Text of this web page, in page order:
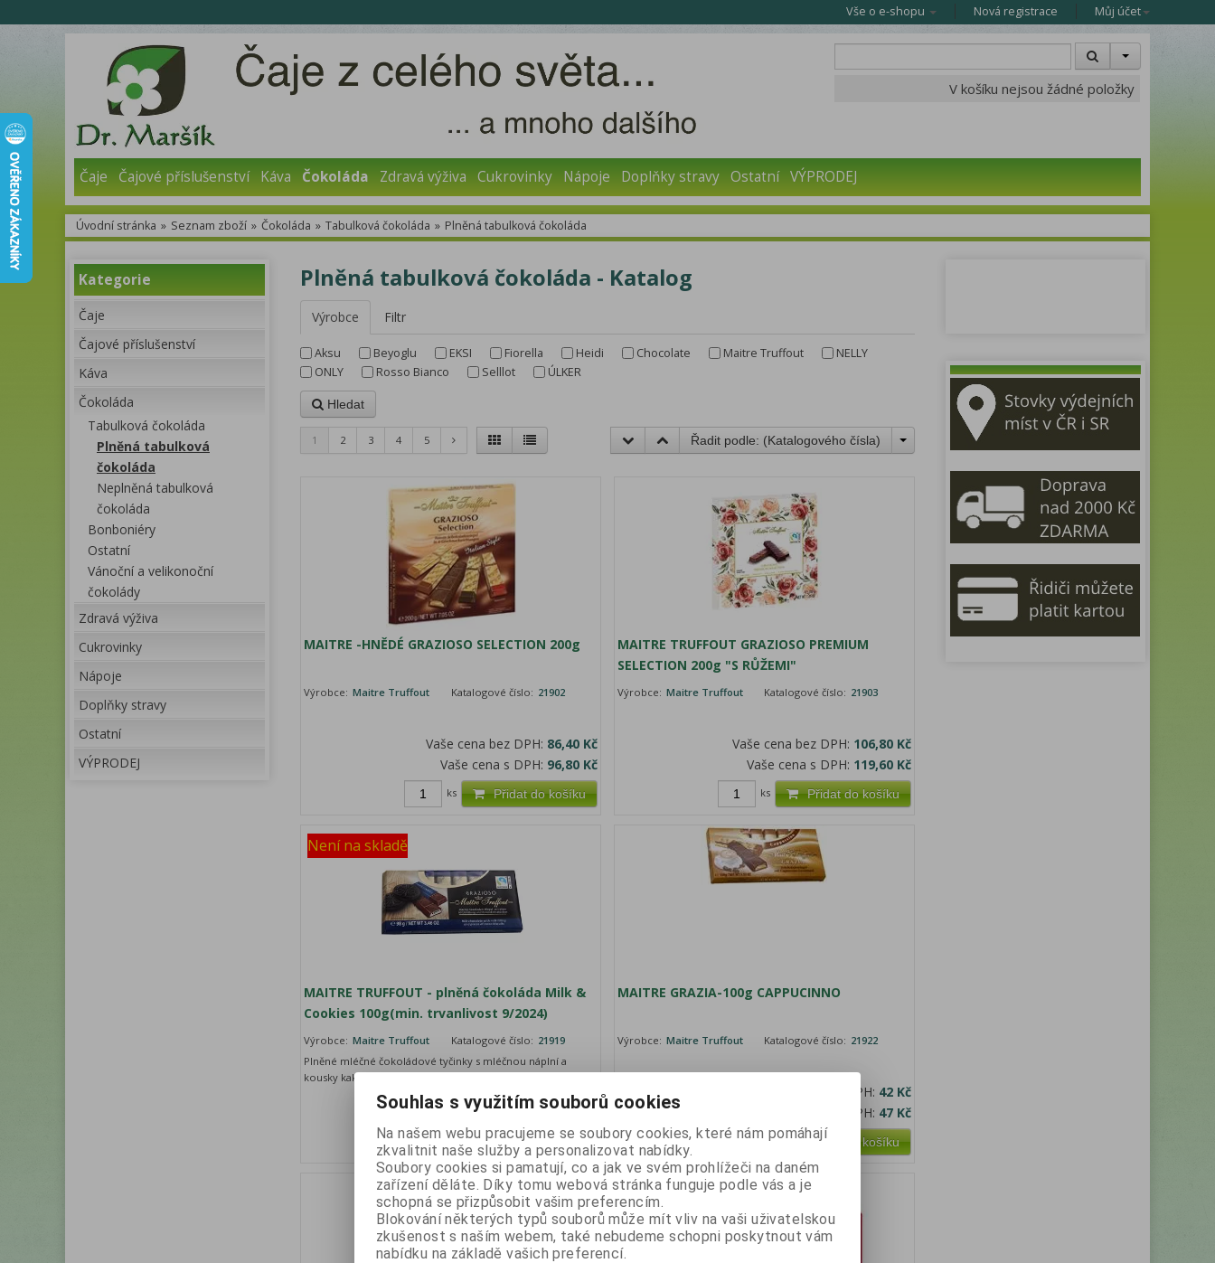
Vše o e-shopu Nová registrace Můj účet
V košíku nejsou žádné položky
Čaje Čajové příslušenství Káva Čokoláda Zdravá výživa Cukrovinky Nápoje Doplňky stravy Ostatní VÝPRODEJ
Úvodní stránka » Seznam zboží » Čokoláda » Tabulková čokoláda » Plněná tabulková čokoláda
Kategorie
Čaje
Čajové příslušenství
Káva
Čokoláda
Tabulková čokoláda
Plněná tabulková
čokoláda
Neplněná tabulková
čokoláda
Bonboniéry
Ostatní
Vánoční a velikonoční
čokolády
Zdravá výživa
Cukrovinky
Nápoje
Doplňky stravy
Ostatní
VÝPRODEJ
Plněná tabulková čokoláda - Katalog
Výrobce Filtr
Aksu Beyoglu EKSI Fiorella Heidi Chocolate Maitre Truffout
NELLY
ONLY
Rosso Bianco Selllot ÚLKER
Hledat
1 2 3 4 5 Řadit podle: (Katalogového čísla)
MAITRE -HNĚDÉ GRAZIOSO SELECTION 200g
Výrobce: Maitre Truffout Katalogové číslo: 21902
Vaše cena bez DPH: 86,40 Kč
Vaše cena s DPH: 96,80 Kč
Přidat do košíku
ks
MAITRE TRUFFOUT GRAZIOSO PREMIUM
SELECTION 200g "S RŮŽEMI"
Výrobce: Maitre Truffout Katalogové číslo: 21903
Vaše cena bez DPH: 106,80 Kč
Vaše cena s DPH: 119,60 Kč
Přidat do košíku
ks
Není na skladě
MAITRE TRUFFOUT - plněná čokoláda Milk &
Cookies 100g(min. trvanlivost 9/2024)
Výrobce: Maitre Truffout Katalogové číslo: 21919
Plněné mléčné čokoládové tyčinky s mléčnou náplní a
kousky kakaových sušenek
Vaše cena bez DPH:15 Kč
Vaše cena s DPH:
MAITRE GRAZIA-100g CAPPUCINNO
Výrobce: Maitre Truffout Katalogové číslo: 21922
Vaše cena bez DPH: 42 Kč
Vaše cena s DPH: 47 Kč
Přidat do košíku
ks
Souhlas s využitím souborů cookies
Na našem webu pracujeme se soubory cookies, které nám pomáhají
zkvalitnit naše služby a personalizovat nabídky.
Soubory cookies si pamatují, co a jak ve svém prohlížeči na daném
zařízení děláte. Díky tomu webová stránka funguje podle vás a je
schopná se přizpůsobit vašim preferencím.
Blokování některých typů souborů může mít vliv na vaši uživatelskou
zkušenost s naším webem, také nebudeme schopni poskytnout vám
nabídku na základě vašich preferencí.